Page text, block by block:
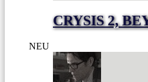
CRYSIS 2,
NEU